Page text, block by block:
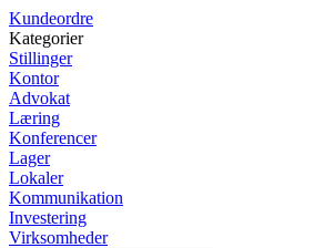
Kundeordre
Kategorier
Stillinger
Kontor
Advokat
Læring
Konferencer
Lager
Lokaler
Kommunikation
Investering
Virksomheder